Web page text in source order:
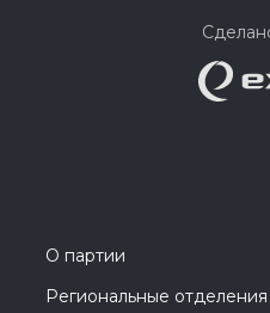
О партии
Региональные отделения